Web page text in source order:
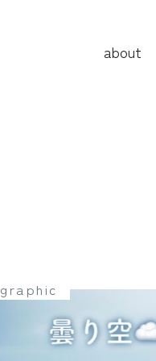
about
graphic